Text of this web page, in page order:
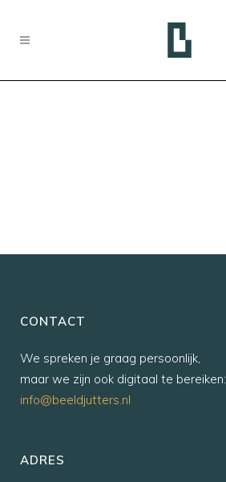
CONTACT
We spreken je graag persoonlijk,
maar we zijn ook digitaal te bereiken:
info@beeldjutters.nl
ADRES